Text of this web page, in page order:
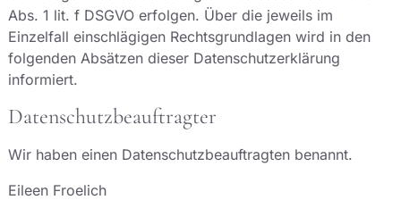
Abs. 1 lit. f DSGVO erfolgen. Über die jeweils im
Einzelfall einschlägigen Rechtsgrundlagen wird in den
folgenden Absätzen dieser Datenschutzerklärung
informiert.
Datenschutz­beauftragter
Wir haben einen Datenschutzbeauftragten benannt.
Eileen Froelich